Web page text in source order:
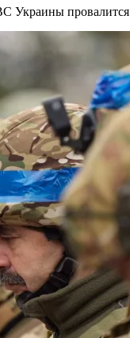
Украины провалится